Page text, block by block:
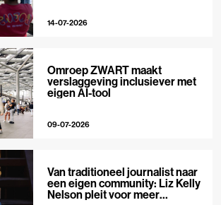
14-07-2026
Omroep ZWART maakt
verslaggeving inclusiever met
eigen AI-tool
09-07-2026
Van traditioneel journalist naar
een eigen community: Liz Kelly
Nelson pleit voor meer